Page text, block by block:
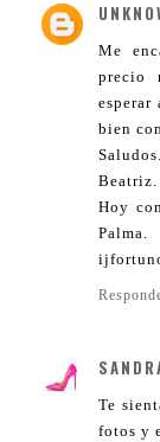
Me
precio
esperar
bien
Saludos.
Beatriz.
Hoy
Palma.
Te
fotos y